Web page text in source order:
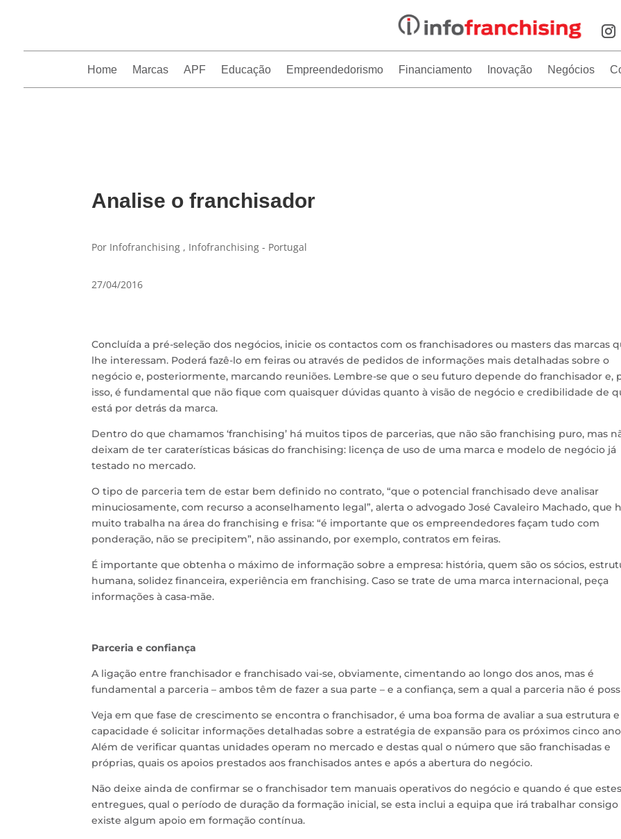
Home Marcas APF Educação Empreendedorismo Financiamento Inovação Negócios
Analise o franchisador
Por Infofranchising , Infofranchising - Portugal
27/04/2016
Concluída a pré-seleção dos negócios, inicie os contactos com os franchisadores ou masters das marcas
lhe interessam. Poderá fazê-lo em feiras ou através de pedidos de informações mais detalhadas sobre o
negócio e, posteriormente, marcando reuniões. Lembre-se que o seu futuro depende do franchisador e,
isso, é fundamental que não fique com quaisquer dúvidas quanto à visão de negócio e credibilidade de
está por detrás da marca.
Dentro do que chamamos ‘franchising’ há muitos tipos de parcerias, que não são franchising puro, mas
deixam de ter caraterísticas básicas do franchising: licença de uso de uma marca e modelo de negócio já
testado no mercado.
O tipo de parceria tem de estar bem definido no contrato, “que o potencial franchisado deve analisar
minuciosamente, com recurso a aconselhamento legal”, alerta o advogado José Cavaleiro Machado, que
muito trabalha na área do franchising e frisa: “é importante que os empreendedores façam tudo com
ponderação, não se precipitem”, não assinando, por exemplo, contratos em feiras.
É importante que obtenha o máximo de informação sobre a empresa: história, quem são os sócios,
humana, solidez financeira, experiência em franchising. Caso se trate de uma marca internacional, peça
informações à casa-mãe.
Parceria e confiança
A ligação entre franchisador e franchisado vai-se, obviamente, cimentando ao longo dos anos, mas é
fundamental a parceria – ambos têm de fazer a sua parte – e a confiança, sem a qual a parceria não é
Veja em que fase de crescimento se encontra o franchisador, é uma boa forma de avaliar a sua estrutura e
capacidade é solicitar informações detalhadas sobre a estratégia de expansão para os próximos cinco
Além de verificar quantas unidades operam no mercado e destas qual o número que são franchisadas e
próprias, quais os apoios prestados aos franchisados antes e após a abertura do negócio.
Não deixe ainda de confirmar se o franchisador tem manuais operativos do negócio e quando é que
entregues, qual o período de duração da formação inicial, se esta inclui a equipa que irá trabalhar consigo
existe algum apoio em formação contínua.